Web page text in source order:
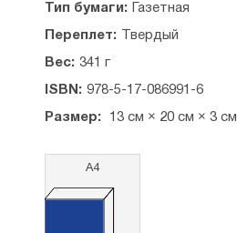
Тип бумаги: Газетная
Переплет: Твердый
Вес: 341 г
ISBN: 978-5-17-086991-6
Размер: 13 см × 20 см × 3 см
А4